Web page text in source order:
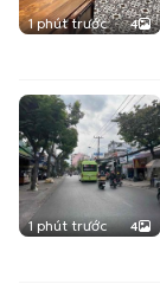
1 phút trước 4
1 phút trước 4